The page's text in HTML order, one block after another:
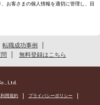
お客さまの個人情報を適切に管理し、目
転職成功事例
無料登録はこちら
用規約 プライバシーポリシー